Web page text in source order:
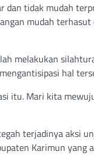
dan tidak mudah
mudah
melakukan
hal
itu. Mari kita
terjadinya aksi
Karimun yang